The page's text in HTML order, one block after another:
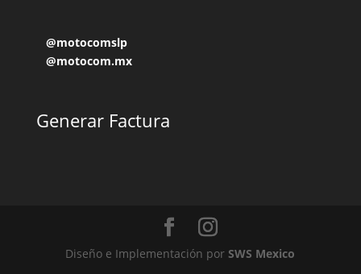
@motocomslp
@motocom.mx
Generar Factura
Diseño e Implementación porSWS Mexico